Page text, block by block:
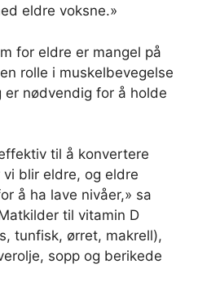
eldre voksne.»
for eldre er mangel på
rolle i muskelbevegelse
er nødvendig for å holde
til å konvertere
blir eldre, og eldre
å ha lave nivåer,» sa
til vitamin D
tunfisk, ørret, makrell),
sopp og berikede